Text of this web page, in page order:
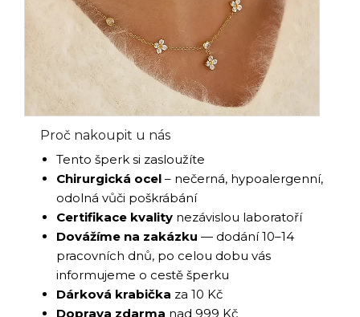
Proč nakoupit u nás
Tento šperk si zasloužíte
Chirurgická ocel – nečerná, hypoalergenní,
odolná vůči poškrábání
Certifikace kvality nezávislou laboratoří
Dovážíme na zakázku — dodání 10–14
pracovních dnů, po celou dobu vás
informujeme o cestě šperku
Dárková krabička za 10 Kč
Doprava zdarma nad 999 Kč